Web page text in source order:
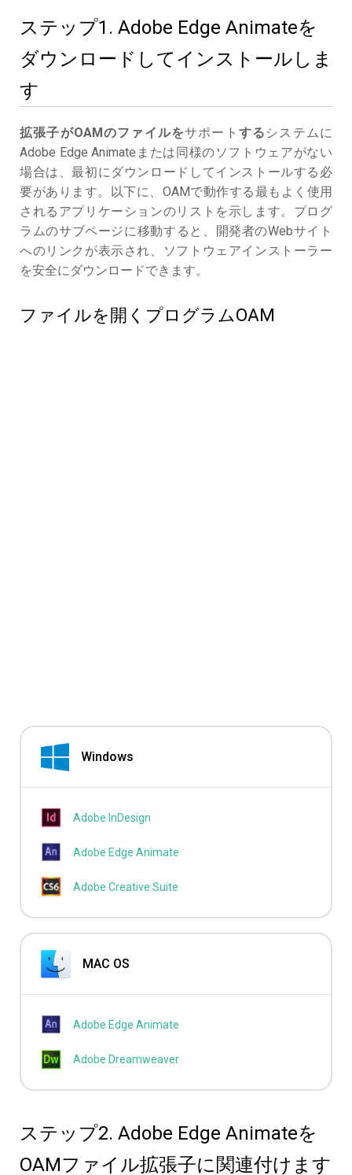
ステップ1. Adobe Edge Animateを
ダウンロードしてインストールしま
す
拡張子がOAMのファイルをサポート する システムに
Adobe Edge Animateまたは同様のソフトウェアがない
場合は、最初にダウンロードしてインストールする必
要があります。以下に、OAMで動作する最もよく使用
されるアプリケーションのリストを示します。プログ
ラムのサブページに移動すると、開発者のWebサイト
へのリンクが表示され、ソフトウェアインストーラー
を安全にダウンロードできます。
ファイルを開くプログラムOAM
Windows
Adobe InDesign
Adobe Edge Animate
Adobe Creative Suite
MAC OS
Adobe Edge Animate
Adobe Dreamweaver
ステップ2. Adobe Edge Animateを
OAMファイル拡張子に関連付けます